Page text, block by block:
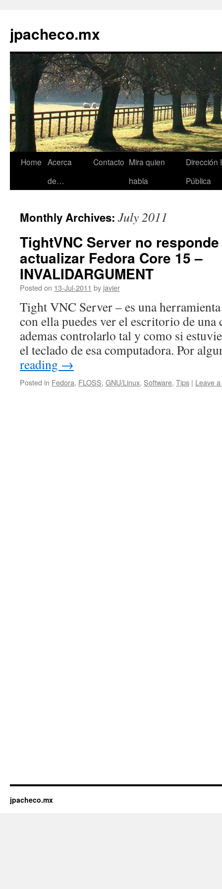
jpacheco.mx
Skip
Home Acerca
de…
Contacto Mira quien
habla
Dirección
Pública
Monthly Archives: July 2011
TightVNC Server no
actualizar Fedora Core 15 –
INVALIDARGUMENT
Posted on 13-Jul-2011 by javier
Tight VNC Server – es una
con ella puedes ver el escritorio de
ademas controlarlo tal y como si
el teclado de esa computadora. Por
reading →
Posted in Fedora, FLOSS, GNU/Linux, Software, Tips | Leave
jpacheco.mx